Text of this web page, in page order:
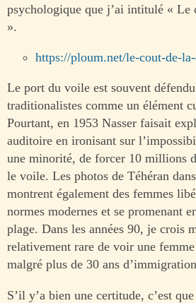
psychologique que j’ai intitulé « Le
».
https://ploum.net/le-cout-de-
Le port du voile est souvent
traditionalistes comme un élément
Pourtant, en 1953 Nasser faisait
auditoire en ironisant sur
une minorité, de forcer 10 millions
le voile. Les photos de Téhéran
montrent également des femmes
normes modernes et se promenant
plage. Dans les années 90, je crois
relativement rare de voir une
malgré plus de 30 ans
S’il y’a bien une certitude, c’est